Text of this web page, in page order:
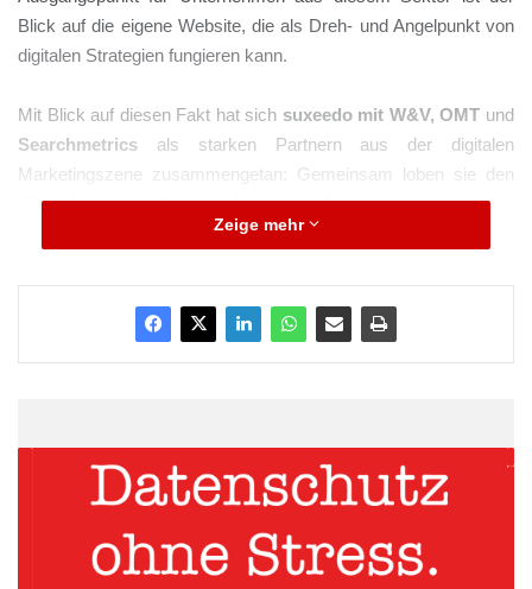
Blick auf die eigene Website, die als Dreh- und Angelpunkt von
digitalen Strategien fungieren kann.
Mit Blick auf diesen Fakt hat sich suxeedo mit W&V, OMT und
Searchmetrics als starken Partnern aus der digitalen
Marketingszene zusammengetan: Gemeinsam loben sie den
Manufacturing Digital Marketing Award” aus, bei dem
Unternehmenzur Teilnahme aufgerufen sind.
Die Eckdaten zum
Manufacturing Digital
Veranstalter und Partner sind suxeedo zusammen mit der
W&V, dem OMT und Searchmetrics
Auf Hauptgewinn wartet eine umfangreiche Digital
Marketing Beratung auf die Sieger
Zeige mehr